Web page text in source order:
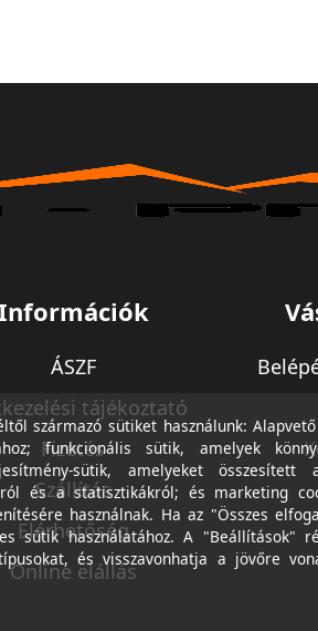
ÁSZF
tájékoztató
Fizetés
Szállítás
Elérhetőség
Online elállás
származó sütiket használunk:
funkcionális sütik, amelyek
sütik, amelyeket összesített
és a statisztikákról; és marketing
használnak. Ha az "Összes
sütik használatához. A "Beállítások"
és visszavonhatja a jövőre